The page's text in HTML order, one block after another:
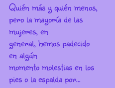
Quién más y quién menos,
pero la mayoría de las
mujeres, en
general, hemos padecido
en algún
momento molestias en los
pies o la espalda por...